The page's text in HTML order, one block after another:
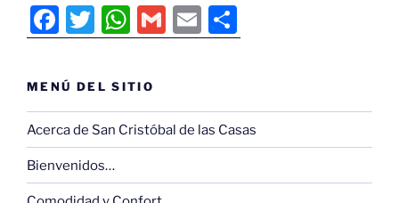
F
a
c
e
b
o
o
T
w
itt
er
W
h
at
s
A
p
G
m
l
E
m
l
o
p
ar
MENÚ DEL SITIO
Acerca de San Cristóbal de las Casas
Bienvenidos…